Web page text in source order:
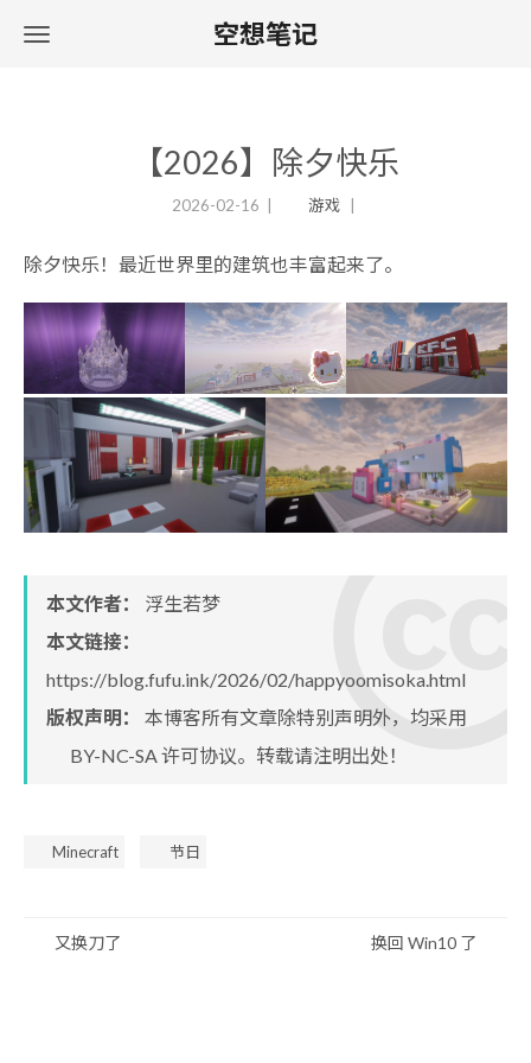
空想笔记
【2026】除夕快乐
2026-02-16 游戏
除夕快乐！最近世界里的建筑也丰富起来了。
本文作者： 浮生若梦
本文链接：
https://blog.fufu.ink/2026/02/happyoomisoka.html
版权声明： 本博客所有文章除特别声明外，均采用
BY-NC-SA许可协议。转载请注明出处！
Minecraft 节日
又换刀了 换回 Win10 了